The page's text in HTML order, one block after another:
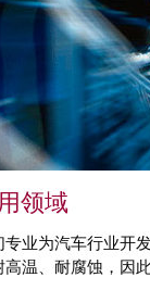
领域
专业为汽车行业开
高温、耐腐蚀，因